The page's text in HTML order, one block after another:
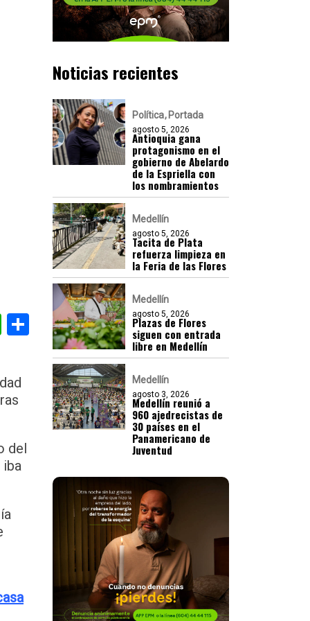
WhatsApp
Compartir
del
Noticias recientes
Política Portada
agosto 5, 2026
Antioquia gana
protagonismo en el
gobierno de Abelardo
de la Espriella con
los nombramientos
Medellín
agosto 5, 2026
Tacita de Plata
refuerza limpieza en
la Feria de las Flores
Medellín
agosto 5, 2026
Plazas de Flores
siguen con entrada
libre en Medellín
Medellín
agosto 3, 2026
Medellín reunió a
960 ajedrecistas de
30 países en el
Panamericano de
Juventud